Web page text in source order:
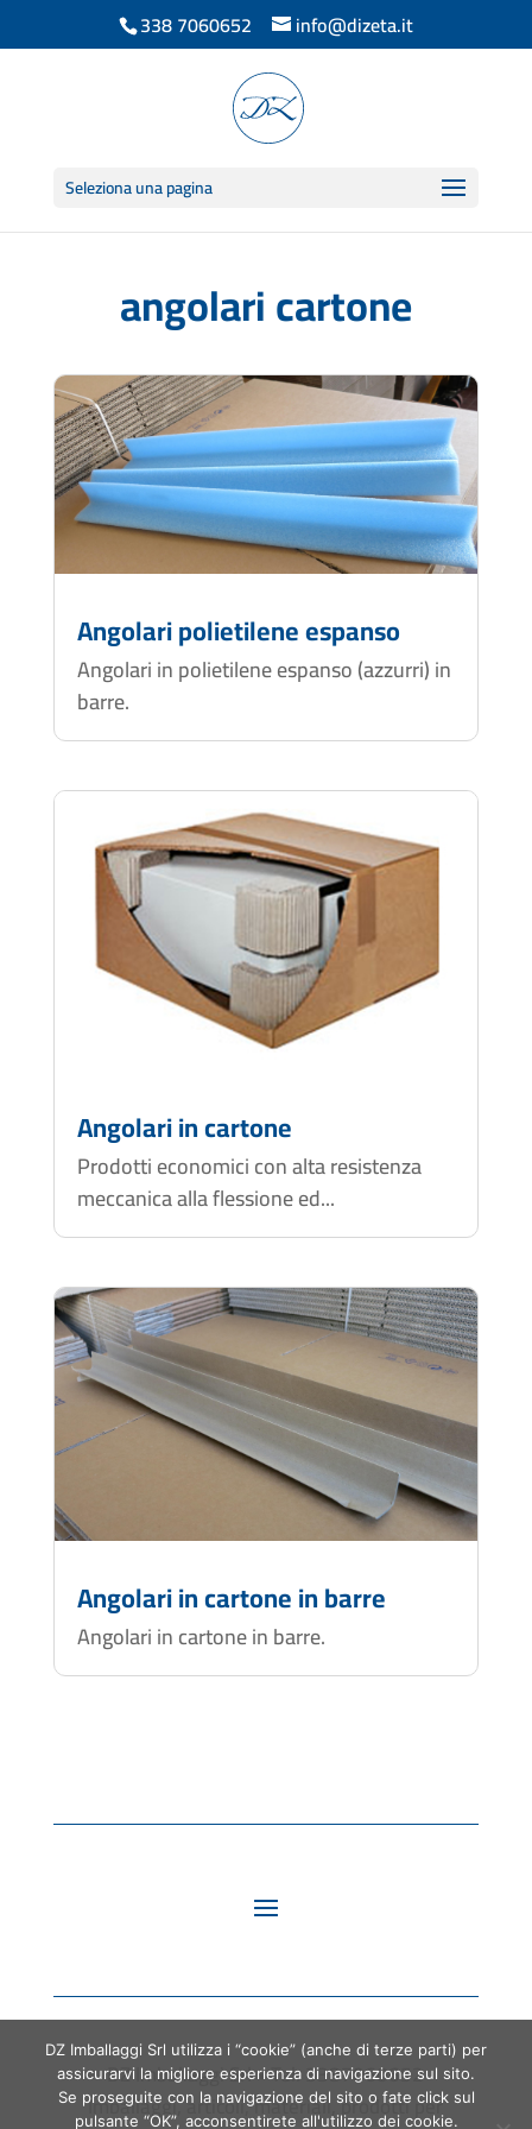
338 7060652 info@dizeta.it
Seleziona una pagina
angolari cartone
Angolari polietilene espanso
Angolari in polietilene espanso (azzurri) in
barre.
Angolari in cartone
Prodotti economici con alta resistenza
meccanica alla flessione ed...
Angolari in cartone in barre
Angolari in cartone in barre.
DZ Imballaggi Srl • Tel. 3387060652
Imballaggi, articoli, materiali, prodotti per
DZ Imballaggi Srl utilizza i “cookie” (anche di terze parti) per
assicurarvi la migliore esperienza di navigazione sul sito.
Se proseguite con la navigazione del sito o fate click sul
pulsante “OK”, acconsentirete all'utilizzo dei cookie.